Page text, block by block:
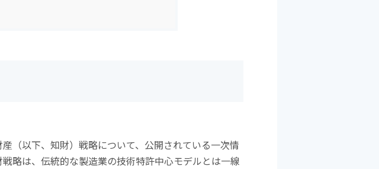
（以下、知財）戦略について、公開されている一次情
略は、伝統的な製造業の技術特許中心モデルとは一線